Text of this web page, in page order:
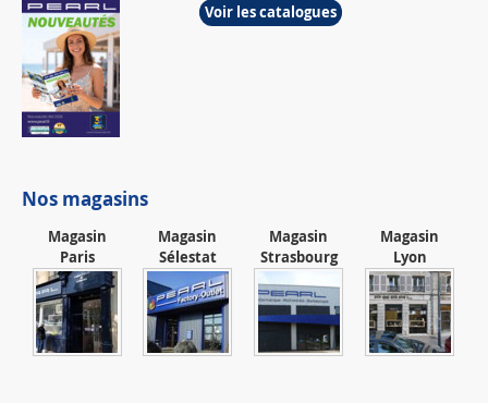
Voir les catalogues
Nos magasins
Magasin
Paris
Magasin
Sélestat
Magasin
Strasbourg
Magasin
Lyon